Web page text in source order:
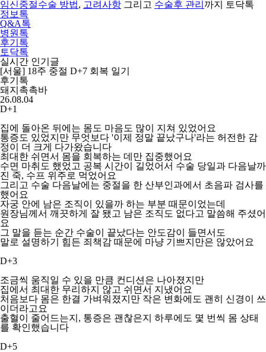
임신중절수술 방법, 고려사항 그리고 수술후 관리 까지 토닥톡
정보톡
Q&A톡
병원톡
후기톡
토닥톡
실시간 인기글
[서울] 18주 중절 D+7 회복 일기
후기톡
돼지촉촉바
26.08.04
D+1
집에 돌아온 뒤에는 몸도 마음도 많이 지쳐 있었어요
통증도 있었지만 무엇보다 '이제 정말 끝났구나'라는 허전한 감
정이 더 크게 다가왔습니다
최대한 쉬면서 몸을 회복하는 데만 집중했어요
수면 마취도 했었고 공복 시간이 길었어서 수술 당일과 다음날까
진 죽, 수프 위주로 먹었어요
그리고 수술 다음날에는 중절을 한 산부인과에서 초음파 검사를
했어요
자궁 안에 남은 조직이 있을까 하는 부분 때문이었는데
원장님께서 깨끗하게 잘 됐고 남은 조직도 없다고 말씀해 주셨어
요
그 말을 듣는 순간 수술이 끝났다는 안도감이 들면서도
말로 설명하기 힘든 죄책감 때문에 마냥 기쁘지만은 않았어요
D+3
조금씩 움직일 수 있을 만큼 컨디션은 나아졌지만
집에서 최대한 무리하지 않고 쉬면서 지냈어요
처음보다 몸은 한결 가벼워졌지만 작은 변화에도 괜히 신경이 쓰
이더라고요
출혈이 줄어드는지, 통증은 괜찮은지 하루에도 몇 번씩 몸 상태
를 확인했습니다
D+5